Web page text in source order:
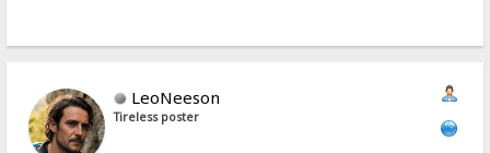
LeoNeeson
Tireless poster